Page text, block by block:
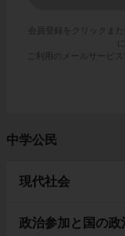
会員登録をクリックま
ご利用のメールサービ
中学公民
現代社会
政治参加と国の政